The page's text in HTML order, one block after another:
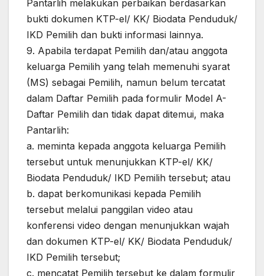
Pantarlih melakukan perbaikan berdasarkan
bukti dokumen KTP-el/ KK/ Biodata Penduduk/
IKD Pemilih dan bukti informasi lainnya.
9. Apabila terdapat Pemilih dan/atau anggota
keluarga Pemilih yang telah memenuhi syarat
(MS) sebagai Pemilih, namun belum tercatat
dalam Daftar Pemilih pada formulir Model A-
Daftar Pemilih dan tidak dapat ditemui, maka
Pantarlih:
a. meminta kepada anggota keluarga Pemilih
tersebut untuk menunjukkan KTP-el/ KK/
Biodata Penduduk/ IKD Pemilih tersebut; atau
b. dapat berkomunikasi kepada Pemilih
tersebut melalui panggilan video atau
konferensi video dengan menunjukkan wajah
dan dokumen KTP-el/ KK/ Biodata Penduduk/
IKD Pemilih tersebut;
c. mencatat Pemilih tersebut ke dalam formulir